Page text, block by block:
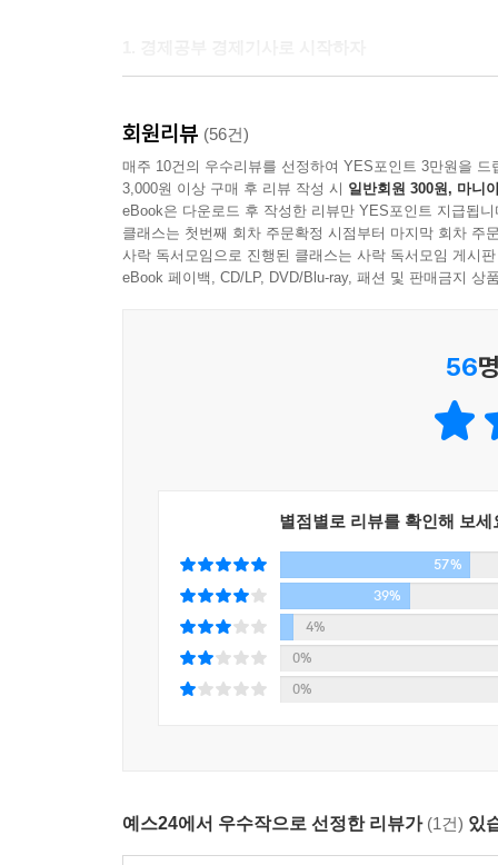
02 미국의 기준금리 인상/인하 기사
03 미국의 국채금리 기사가 알려주는 것
「여기서 잠깐」 미국 국채기사에 가끔 등장하는
04 국가부도의 위험을 보여주는 CDS 프리미엄 기
05 국제 금융시장이 요동칠 때, TED 스프레드 기사
06 세계 경기흐름을 보여주는 상품지수 및 원자재
「여기서 잠깐」 석유 관련 기사를 읽을 때 필요한
09 경제기사에 자주 등장하는 금속/곡물 원자재
10 위기상황일수록 자주 등장하는 금 관련 기사
13 모았다, 신문에 자주 나오는 세계의 주가지수
7장 투자 안해도 봐야 하는 주식기사
[예비강의] 주식투자 안하더라도 주식기사는 봐라
주식시장은 실물경제의 예고편이다 | 투자의 관
04 주식시황 기사 ② 어떤 세력이 사고 어떤 세력이
질문은 절박할 수밖에 없다. 요동치는 경제상황
꼭 해야 한다는 점에는 많은 이들이 공감한다.
사회의 가장 치열한 삶의 현장에서 벌어지는 갖
것이야말로 가장 훌륭한 경제공부일 것이다.
돌출하고, 짧은 기사로 전달되다 보니 아무리 읽
바다에 빠져라」는 경제 뿌리지식, 풍부한 기사,
2. 우선순위 경제용어로 쏙쏙~ 경제기사 뿌리지식
경제기사가 매일 다양하게 나오지만 나름의
3. 경기 상승/하락, 핵심 경제기사로 큰 경제 흐름
지난 십여 년 동안 우리나라는 1997년 IMF 외환
기회를 겪어왔다. 그리고 각 경제상황에 따라 핵
수출해 먹고사는 나라이고, 생산능력에 비해 내
최진기의 「경제기사의 바다에 빠져라」는 1997
분석했다. 그리고 각 경제상황에 따라 자주 등장하
회원리뷰 (56건)
매주 10건의 우수리뷰를 선정하여 YES포인트 3만원을 드
3,000원 이상 구매 후 리뷰 작성 시 일반회원 300원, 마니
eBook은 다운로드 후 작성한 리뷰만 YES포인트 지급됩니
클래스는 첫번째 회차 주문확정 시점부터 마지막 회차 주
사락 독서모임으로 진행된 클래스는 사락 독서모임 게시
eBook 페이백, CD/LP, DVD/Blu-ray, 패션 및 판매금지 상
56
별점별로 리뷰를 확인해 보세
57%
39%
4%
0%
0%
예스24에서 우수작으로 선정한 리뷰가 (1건) 있